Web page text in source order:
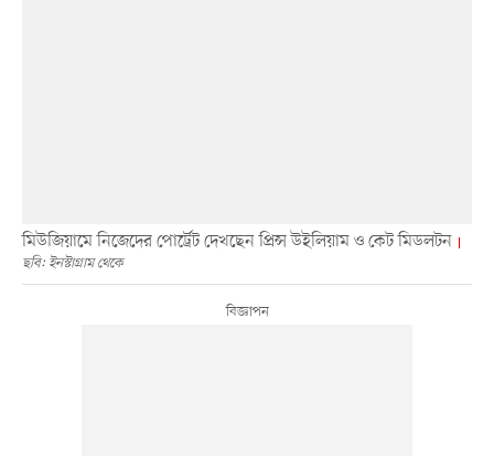
মিউজিয়ামে নিজেদের পোর্ট্রেট দেখছেন প্রিন্স উইলিয়াম ও কেট মিডলটন
ছবি: ইনস্টাগ্রাম থেকে